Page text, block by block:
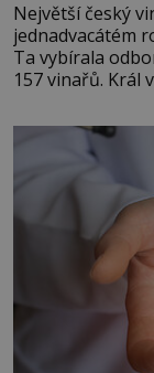
Největší český
jednadvacátém
Ta vybírala
157